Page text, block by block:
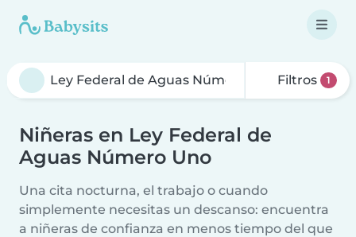
Filtros 1
Niñeras en Ley Federal de
Aguas Número Uno
Una cita nocturna, el trabajo o cuando
simplemente necesitas un descanso: encuentra
a niñeras de confianza en menos tiempo del que